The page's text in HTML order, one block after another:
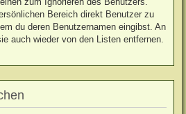
Bereich direkt Benutzer zu
du deren Benutzernamen eingibst. An
auch wieder von den Listen entfernen.